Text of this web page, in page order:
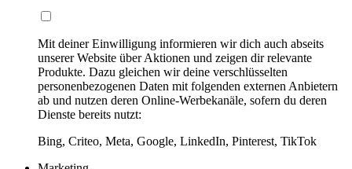
Mit deiner Einwilligung informieren wir dich auch abseits
unserer Website über Aktionen und zeigen dir relevante
Produkte. Dazu gleichen wir deine verschlüsselten
personenbezogenen Daten mit folgenden externen Anbietern
ab und nutzen deren Online-Werbekanäle, sofern du deren
Dienste bereits nutzt:
Bing, Criteo, Meta, Google, LinkedIn, Pinterest, TikTok